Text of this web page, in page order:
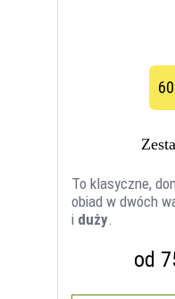
To klasyczne,
obiad w dwóch
i duży.
od